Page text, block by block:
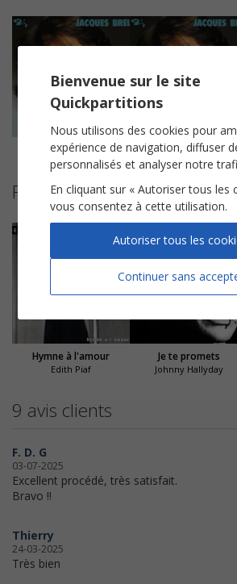
La valse à mille temps Ne me quitte pas
Partitions suggérées
Hymne à l'amour
Edith Piaf
Je te promets
Johnny Hallyday
9 avis clients
F. D. G
03-07-2025
Excellent procédé, très satisfait.
Bravo !!
Thierry
24-03-2025
Très bien
Bienvenue sur le site
Quickpartitions
Nous utilisons des cookies pour
expérience de navigation, diffuser
personnalisés et analyser notre
En cliquant sur « Autoriser tous les
vous consentez à cette utilisation.
Continuer sans
Autoriser tous les